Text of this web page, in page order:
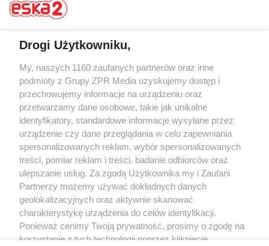
Żaden utwór zamieszczony w serwisie nie może być powielany i
rozpowszechniany lub dalej rozpowszechniany w jakikolwiek sposób (w
tym także elektroniczny lub mechaniczny) na jakimkolwiek polu
eksploatacji w jakiejkolwiek formie, włącznie z umieszczaniem w Internecie
bez pisemnej zgody właściciela praw. Jakiekolwiek użycie lub
wykorzystanie utworów w całości lub w części z naruszeniem prawa, tzn.
bez właściwej zgody, jest zabronione pod groźbą kary i może być ścigane
prawnie.
Informacje prawne
Drogi Użytkowniku,
My, naszych 1160 zaufanych partnerów oraz inne
podmioty z Grupy ZPR Media uzyskujemy dostęp i
przechowujemy informacje na urządzeniu oraz
przetwarzamy dane osobowe, takie jak unikalne
identyfikatory, standardowe informacje wysyłane przez
urządzenie czy dane przeglądania w celu zapewniania
spersonalizowanych reklam, wybór spersonalizowanych
treści, pomiar reklam i treści, badanie odbiorców oraz
ulepszanie usług. Za zgodą Użytkownika my i Zaufani
Partnerzy możemy używać dokładnych danych
geolokalizacyjnych oraz aktywnie skanować
charakterystykę urządzenia do celów identyfikacji.
Ponieważ cenimy Twoją prywatność, prosimy o zgodę na
korzystanie z tych technologii poprzez kliknięcie